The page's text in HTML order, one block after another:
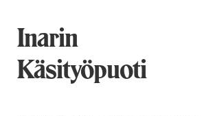
Siirry
navigointiin
Siirry
sisältöön
Inarin
Käsityöpuoti